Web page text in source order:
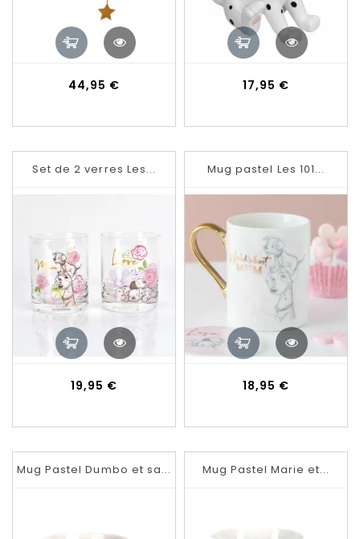
44,95 €Prix 17,95 €Prix
Set de 2 verres Les...
19,95 €Prix
Mug pastel Les 101...
18,95 €Prix
Mug Pastel Dumbo et sa... Mug Pastel Marie et...